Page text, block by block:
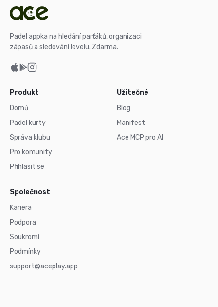
Padel appka na hledání parťáků, organizaci
zápasů a sledování levelu. Zdarma.
Produkt
Domů
Padel kurty
Správa klubu
Pro komunity
Přihlásit se
Užitečné
Blog
Manifest
Ace MCP pro AI
Společnost
Kariéra
Podpora
Soukromí
Podmínky
support@aceplay.app